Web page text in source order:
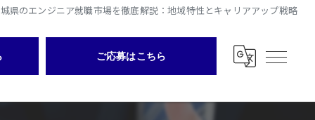
県のエンジニア就職市場を徹底解説：地域特性とキャリアアップ戦略
ご応募はこちら